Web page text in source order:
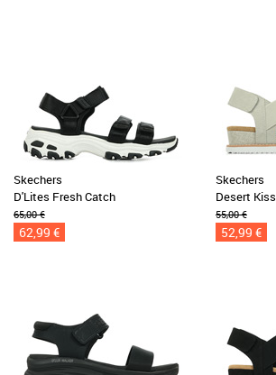
Skechers
D'Lites Fresh Catch
65,00 €
62,99 €
Skechers
Desert Kiss
55,00 €
52,99 €